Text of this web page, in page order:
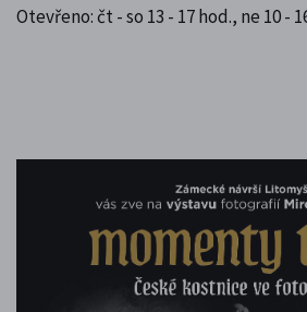
Otevřeno: čt - so 13 - 17 hod., ne 10 -